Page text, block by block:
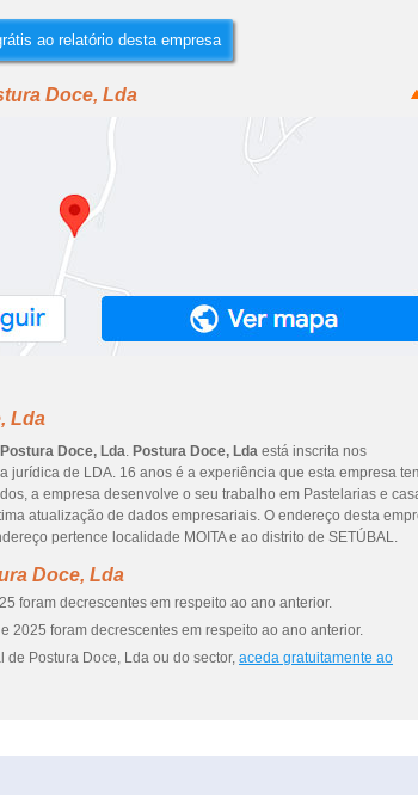
ao relatório desta empresa
Doce, Lda
Lda
Postura Doce, Lda. Postura Doce, Lda está inscrita nos
jurídica de LDA. 16 anos é a experiência que esta empresa
a empresa desenvolve o seu trabalho em Pastelarias e
atualização de dados empresariais. O endereço desta
pertence localidade MOITA e ao distrito de SETÚBAL.
Doce, Lda
foram decrescentes em respeito ao ano anterior.
2025 foram decrescentes em respeito ao ano anterior.
Postura Doce, Lda ou do sector, aceda gratuitamente ao